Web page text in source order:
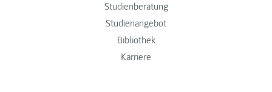
Studienberatung
Studienangebot
Bibliothek
Karriere